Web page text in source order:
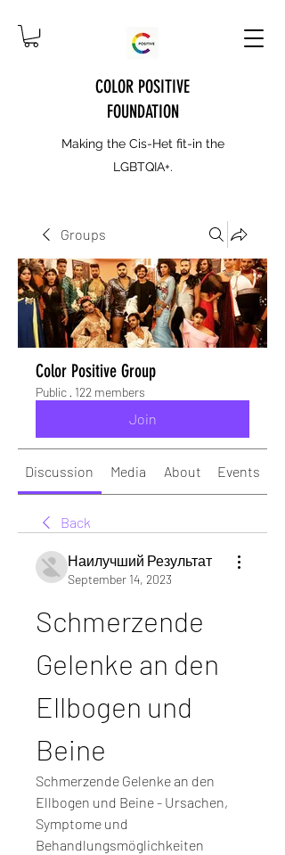
COLOR POSITIVE
FOUNDATION
Making the Cis-Het fit-in the
LGBTQIA+.
Groups
Color Positive Group
Public · 122 members
Join
Discussion Media About Events
Back
Наилучший Результат
September 14, 2023
Schmerzende
Gelenke an den
Ellbogen und
Beine
Schmerzende Gelenke an den
Ellbogen und Beine - Ursachen,
Symptome und
Behandlungsmöglichkeiten